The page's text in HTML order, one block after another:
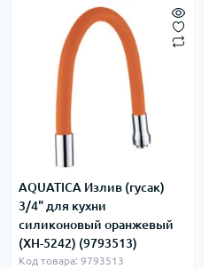
AQUATICA Излив (гусак)
3/4" для кухни
силиконовый оранжевый
(XH-5242) (9793513)
Код товара: 9793513